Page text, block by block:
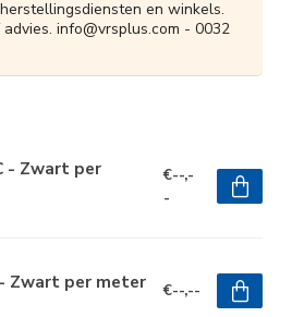
en winkels.
info@vrsplus.com - 0032
- Zwart per
€--,-
-
Zwart per meter €--,--